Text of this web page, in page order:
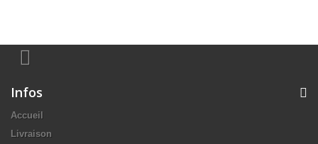
Infos
Accueil
Livraison